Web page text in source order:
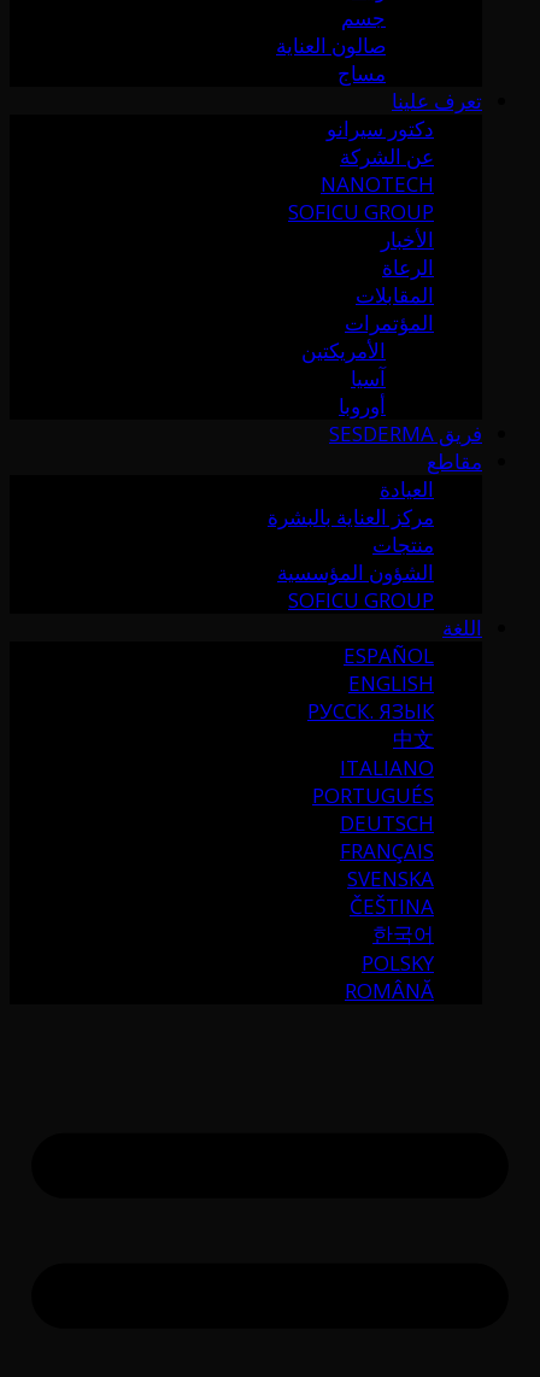
جسم
صالون العناية
مساج
تعرف علينا
دكتور سيرانو
عن الشركة
NANOTECH
SOFICU GROUP
الأخبار
الرعاة
المقابلات
المؤتمرات
الأمريكتين
آسيا
أوروبا
فريق SESDERMA
مقاطع
العيادة
مركز العناية بالبشرة
منتجات
الشؤون المؤسسية
SOFICU GROUP
اللغة
ESPAÑOL
ENGLISH
РУССК. ЯЗЫК
中文
ITALIANO
PORTUGUÉS
DEUTSCH
FRANÇAIS
SVENSKA
ČEŠTINA
한국어
POLSKY
ROMÂNĂ